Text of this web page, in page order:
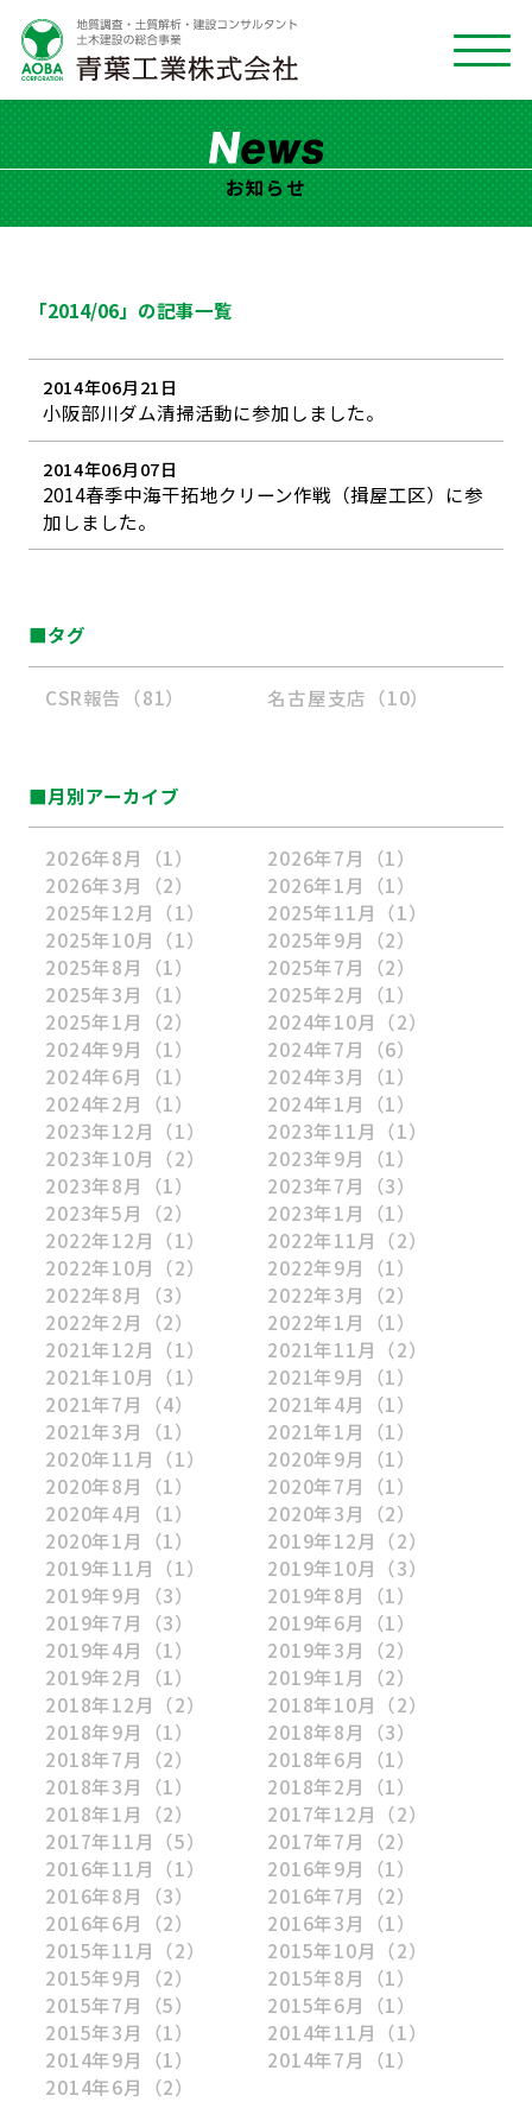
お知らせ
「2014/06」の記事一覧
2014年06月21日
小阪部川ダム清掃活動に参加しました。
2014年06月07日
2014春季中海干拓地クリーン作戦（揖屋工区）に参
加しました。
■タグ
CSR報告（81） 名古屋支店（10）
■月別アーカイブ
2026年8月 （1） 2026年7月
（1）
2026年3月
（2） 2026年1月
（1）
2025年12月 （1） 2025年11月 （1）
2025年10月 （1） 2025年9月
（2）
2025年8月
（1） 2025年7月
（2）
2025年3月
（1） 2025年2月
（1）
2025年1月
（2） 2024年10月 （2）
2024年9月
（1） 2024年7月
（6）
2024年6月
（1） 2024年3月
（1）
2024年2月
（1） 2024年1月
（1）
2023年12月 （1） 2023年11月 （1）
2023年10月 （2） 2023年9月
（1）
2023年8月
（1） 2023年7月
（3）
2023年5月
（2） 2023年1月
（1）
2022年12月 （1） 2022年11月 （2）
2022年10月 （2） 2022年9月
（1）
2022年8月
（3） 2022年3月
（2）
2022年2月
（2） 2022年1月
（1）
2021年12月 （1） 2021年11月 （2）
2021年10月 （1） 2021年9月
（1）
2021年7月
（4） 2021年4月
（1）
2021年3月
（1） 2021年1月
（1）
2020年11月 （1） 2020年9月
（1）
2020年8月
（1） 2020年7月
（1）
2020年4月
（1） 2020年3月
（2）
2020年1月
（1） 2019年12月 （2）
2019年11月 （1） 2019年10月 （3）
2019年9月
（3） 2019年8月
（1）
2019年7月
（3） 2019年6月
（1）
2019年4月
（1） 2019年3月
（2）
2019年2月
（1） 2019年1月
（2）
2018年12月 （2） 2018年10月 （2）
2018年9月
（1） 2018年8月
（3）
2018年7月
（2） 2018年6月
（1）
2018年3月
（1） 2018年2月
（1）
2018年1月
（2） 2017年12月 （2）
2017年11月 （5） 2017年7月
（2）
2016年11月 （1） 2016年9月
（1）
2016年8月
（3） 2016年7月
（2）
2016年6月
（2） 2016年3月
（1）
2015年11月 （2） 2015年10月 （2）
2015年9月
（2） 2015年8月
（1）
2015年7月
（5） 2015年6月
（1）
2015年3月
（1） 2014年11月 （1）
2014年9月
（1） 2014年7月
（1）
2014年6月
（2）